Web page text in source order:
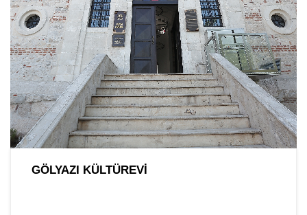
GÖLYAZI KÜLTÜREVI